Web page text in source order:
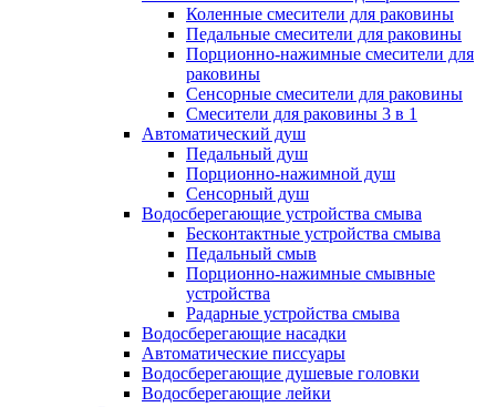
Коленные смесители для раковины
Педальные смесители для раковины
Порционно-нажимные смесители для
раковины
Сенсорные смесители для раковины
Смесители для раковины 3 в 1
Автоматический душ
Педальный душ
Порционно-нажимной душ
Сенсорный душ
Водосберегающие устройства смыва
Бесконтактные устройства смыва
Педальный смыв
Порционно-нажимные смывные
устройства
Радарные устройства смыва
Водосберегающие насадки
Автоматические писсуары
Водосберегающие душевые головки
Водосберегающие лейки